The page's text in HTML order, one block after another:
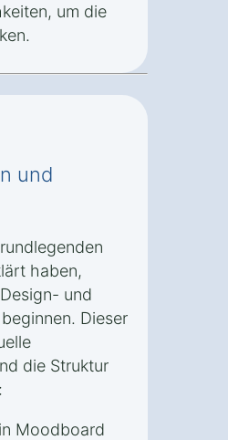
um die
und
haben,
und
Dieser
die Struktur
Moodboard